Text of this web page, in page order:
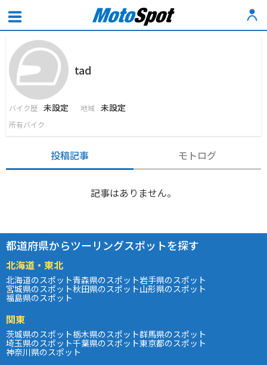
tad
バイク歴 未設定 地域 未設定
所有バイク
投稿記事 モトログ
記事はありません。
都道府県からツーリングスポットを探す
北海道・東北
北海道のスポット青森県のスポット岩手県のスポット
宮城県のスポット秋田県のスポット山形県のスポット
福島県のスポット
関東
茨城県のスポット栃木県のスポット群馬県のスポット
埼玉県のスポット千葉県のスポット東京都のスポット
神奈川県のスポット